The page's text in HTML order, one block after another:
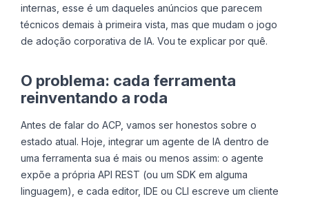
internas, esse é um daqueles anúncios que parecem
técnicos demais à primeira vista, mas que mudam o jogo
de adoção corporativa de IA. Vou te explicar por quê.
O problema: cada ferramenta
reinventando a roda
Antes de falar do ACP, vamos ser honestos sobre o
estado atual. Hoje, integrar um agente de IA dentro de
uma ferramenta sua é mais ou menos assim: o agente
expõe a própria API REST (ou um SDK em alguma
linguagem), e cada editor, IDE ou CLI escreve um cliente